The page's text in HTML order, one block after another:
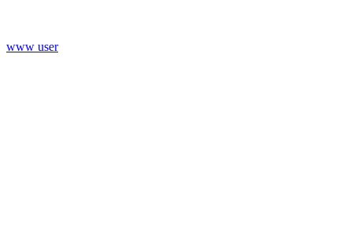
www user